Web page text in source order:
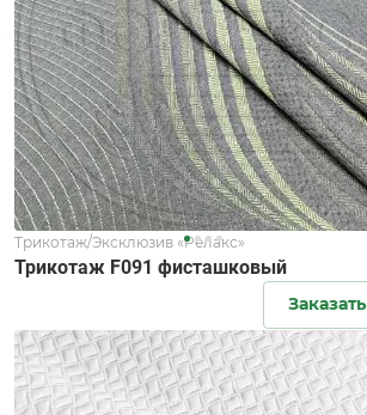
Трикотаж/Эксклюзив «Релакс»
Трикотаж F091 фисташковый
Заказать